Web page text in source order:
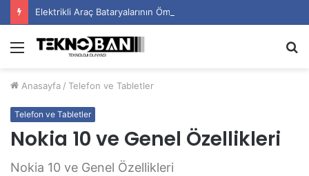
Elektrikli Araç Bataryalarının Ömrü Nasıl Uzatılır?
Menü
Anasayfa / Telefon ve Tabletler
Telefon ve Tabletler
Nokia 10 ve Genel Özellikleri
Nokia 10 ve Genel Özellikleri